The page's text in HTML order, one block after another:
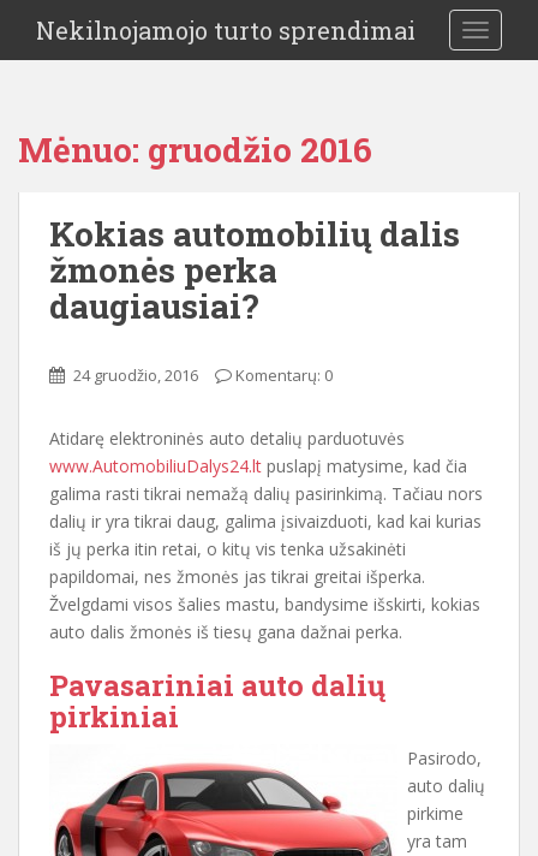
Nekilnojamojo turto sprendimai
Mėnuo: gruodžio 2016
Kokias automobilių dalis
žmonės perka
daugiausiai?
24 gruodžio, 2016 Komentarų: 0
Atidarę elektroninės auto detalių parduotuvės
www.AutomobiliuDalys24.lt puslapį matysime, kad čia
galima rasti tikrai nemažą dalių pasirinkimą. Tačiau nors
dalių ir yra tikrai daug, galima įsivaizduoti, kad kai kurias
iš jų perka itin retai, o kitų vis tenka užsakinėti
papildomai, nes žmonės jas tikrai greitai išperka.
Žvelgdami visos šalies mastu, bandysime išskirti, kokias
auto dalis žmonės iš tiesų gana dažnai perka.
Pavasariniai auto dalių
pirkiniai
Pasirodo,
auto dalių
pirkime
yra tam